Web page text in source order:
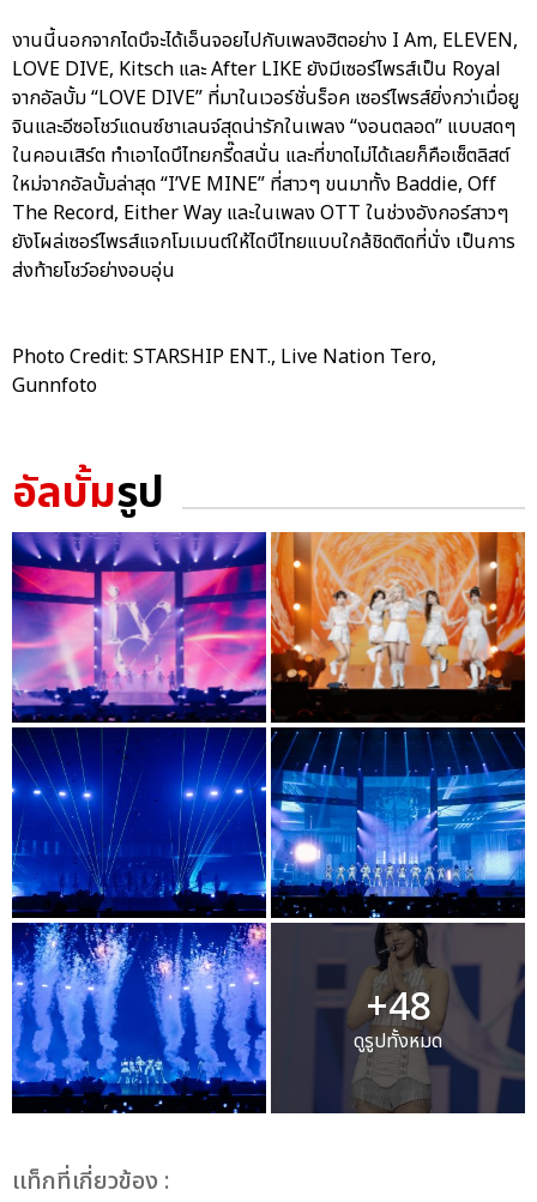
งานนี้นอกจากไดบึจะได้เอ็นจอยไปกับเพลงฮิตอย่าง I Am, ELEVEN,
LOVE DIVE, Kitsch และ After LIKE ยังมีเซอร์ไพรส์เป็น Royal
จากอัลบั้ม “LOVE DIVE” ที่มาในเวอร์ชั่นร็อค เซอร์ไพรส์ยิ่งกว่าเมื่อยู
จินและอีซอโชว์แดนซ์ชาเลนจ์สุดน่ารักในเพลง “งอนตลอด” แบบสดๆ
ในคอนเสิร์ต ทำเอาไดบึไทยกรี๊ดสนั่น และที่ขาดไม่ได้เลยก็คือเซ็ตลิสต์
ใหม่จากอัลบั้มล่าสุด “I’VE MINE” ที่สาวๆ ขนมาทั้ง Baddie, Off
The Record, Either Way และในเพลง OTT ในช่วงอังกอร์สาวๆ
ยังโผล่เซอร์ไพรส์แจกโมเมนต์ให้ไดบึไทยแบบใกล้ชิดติดที่นั่ง เป็นการ
ส่งท้ายโชว์อย่างอบอุ่น
Photo Credit: STARSHIP ENT., Live Nation Tero,
Gunnfoto
อัลบั้มรูป
+48
ดูรูปทั้งหมด
เเท็กที่เกี่ยวข้อง :